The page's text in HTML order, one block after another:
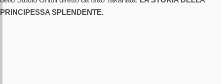
PRINCIPESSA SPLENDENTE.